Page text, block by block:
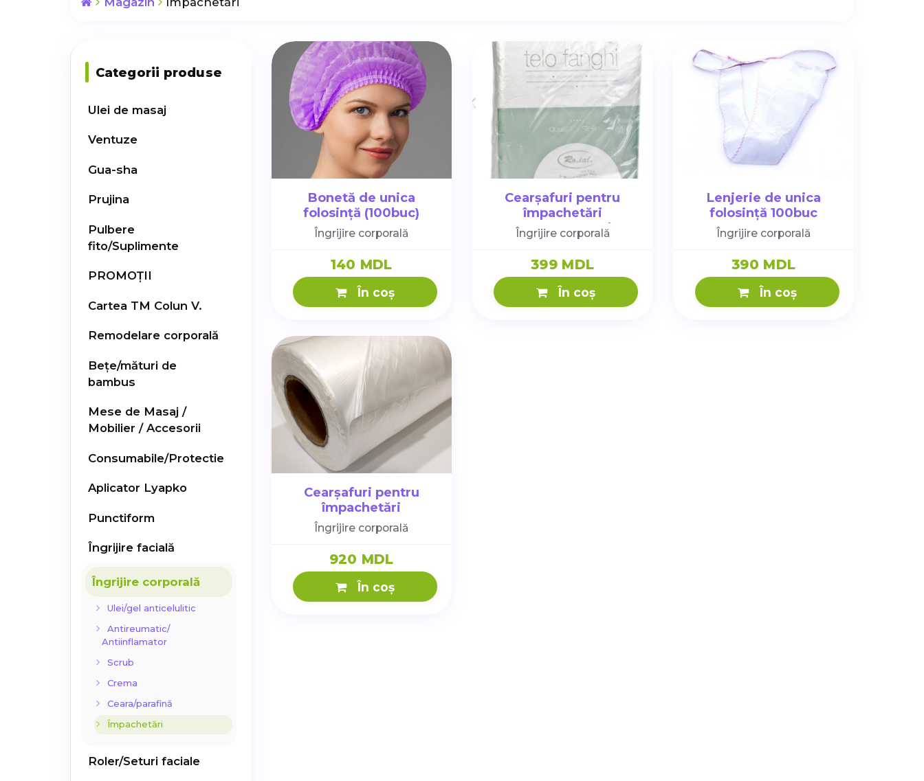
Categorii produse
Ulei de masaj
Ventuze
Gua-sha
Prujina
Pulbere
fito/Suplimente
PROMOȚII
Cartea TM Colun V.
Remodelare corporală
Bețe/mături de
bambus
Mese de Masaj /
Mobilier / Accesorii
Consumabile/Protectie
Aplicator Lyapko
Punctiform
Îngrijire facială
Îngrijire corporală
Ulei/gel anticelulitic
Antireumatic/
Antiinflamator
Scrub
Crema
Ceara/parafină
Împachetări
Roler/Seturi faciale
Bonetă de unica
folosință (100buc)
Îngrijire corporală
140 MDL
În coș
Cearșafuri pentru
împachetări
160cm*200cm (50buc)
Îngrijire corporală
399 MDL
În coș
Lenjerie de unica
folosință 100buc
Îngrijire corporală
390 MDL
În coș
Cearșafuri pentru
împachetări
180cm*200m
Îngrijire corporală
920 MDL
În coș